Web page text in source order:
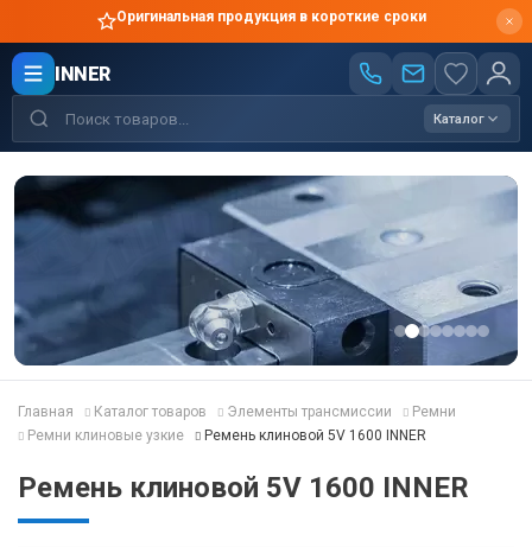
Оригинальная продукция в короткие сроки
INNER
Каталог
Главная Каталог товаров Элементы трансмиссии
Ремни
Ремни клиновые узкие
Ремень клиновой 5V 1600 INNER
Ремень клиновой 5V 1600 INNER